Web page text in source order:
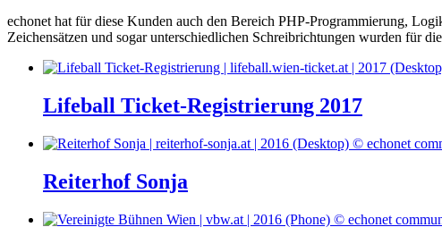
echonet hat für diese Kunden auch den Bereich PHP-Programmierung,
Zeichensätzen und sogar unterschiedlichen Schreibrichtungen wurden für
Lifeball Ticket-Registrierung 2017
Reiterhof Sonja